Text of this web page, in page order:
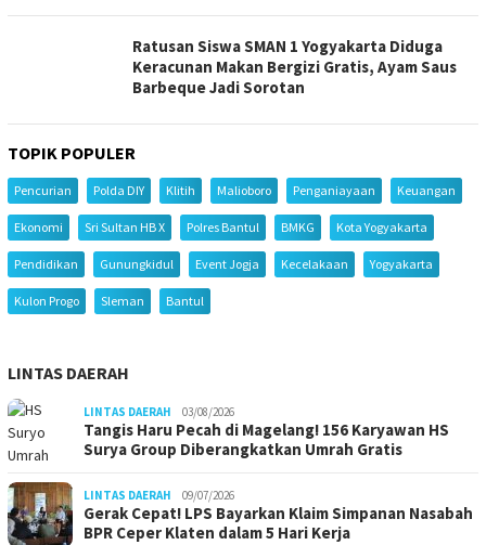
Ratusan Siswa SMAN 1 Yogyakarta Diduga
Keracunan Makan Bergizi Gratis, Ayam Saus
Barbeque Jadi Sorotan
TOPIK POPULER
Pencurian Polda DIY Klitih Malioboro Penganiayaan Keuangan
Ekonomi Sri Sultan HB X Polres Bantul BMKG Kota Yogyakarta
Pendidikan Gunungkidul Event Jogja Kecelakaan Yogyakarta
Kulon Progo Sleman Bantul
LINTAS DAERAH
LINTAS DAERAH 03/08/2026
Tangis Haru Pecah di Magelang! 156 Karyawan HS
Surya Group Diberangkatkan Umrah Gratis
LINTAS DAERAH 09/07/2026
Gerak Cepat! LPS Bayarkan Klaim Simpanan Nasabah
BPR Ceper Klaten dalam 5 Hari Kerja